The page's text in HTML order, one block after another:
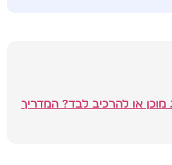
מוכן או להרכיב לבד? המדריך